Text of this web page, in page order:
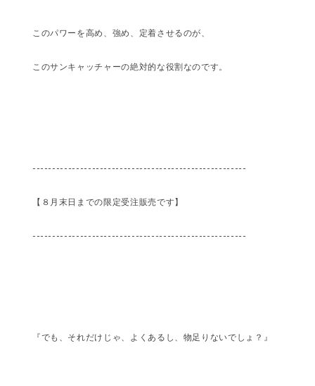
このパワーを高め、強め、定着させるのが、
このサンキャッチャーの絶対的な役割なのです。
------------------------------------------------------
【８月末日までの限定受注販売です】
------------------------------------------------------
『でも、それだけじゃ、よくあるし、物足りないでしょ？』